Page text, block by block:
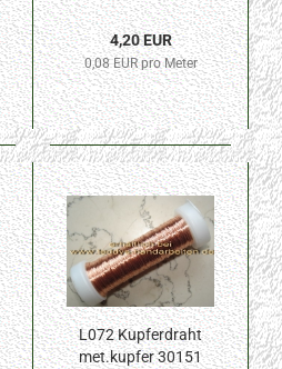
4,20 EUR
0,08 EUR pro Meter
L072 Kupferdraht
met.kupfer 30151